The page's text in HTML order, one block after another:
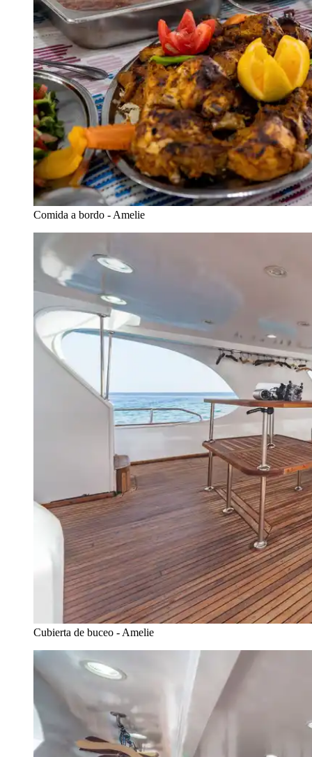
Comida a bordo - Amelie
Cubierta de buceo - Amelie